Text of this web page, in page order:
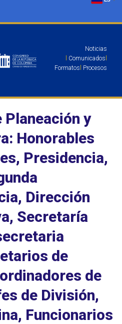
Noticias
Comunicados
Formatos Procesos
Planeación y
Honorables
Presidencia,
Dirección
Secretaría
de
de
de División,
Funcionarios